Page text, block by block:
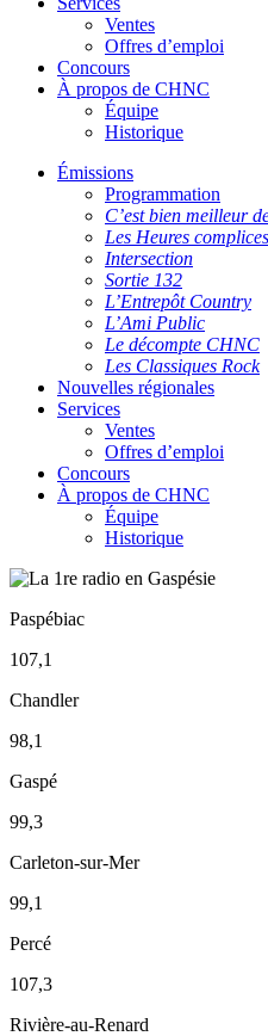
Ventes
Offres d’emploi
Concours
À propos de CHNC
Équipe
Historique
Émissions
Programmation
C’est bien meilleur
Les Heures complices
Intersection
Sortie 132
L’Entrepôt Country
L’Ami Public
Le décompte CHNC
Les Classiques Rock
Nouvelles régionales
Services
Ventes
Offres d’emploi
Concours
À propos de CHNC
Équipe
Historique
Paspébiac
107,1
Chandler
98,1
Gaspé
99,3
Carleton-sur-Mer
99,1
Percé
107,3
Rivière-au-Renard